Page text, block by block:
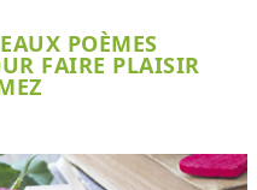
POÈMES
FAIRE PLAISIR